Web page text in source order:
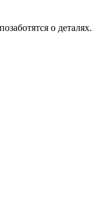
о деталях.